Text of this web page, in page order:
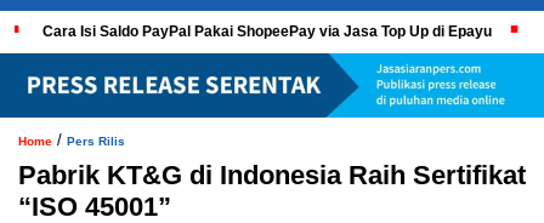
Cara Isi Saldo PayPal Pakai ShopeePay via Jasa Top Up di Epayu
Home / Pers Rilis
Pabrik KT&G di Indonesia Raih Sertifikat
“ISO 45001”